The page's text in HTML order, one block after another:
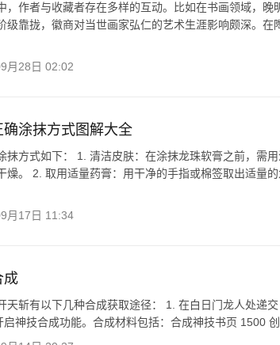
，作者与收藏者存在多样的互动。比如在书画领域，晚
级靠拢，徽商对当世画家弘仁的艺术生涯影响颇深。在
月28日 02:02
涂抹方式图解大全
抹方式如下： 1. 清洁皮肤：在涂抹龙珠软膏之前，需用
燥。 2. 取用适量药膏：用干净的手指或棉签取出适量
月17日 11:34
成
天斩有以下几种合成获取途径： 1. 在白日门龙人处递
神技合成功能。合成材料包括：合成神技书页 1500 创